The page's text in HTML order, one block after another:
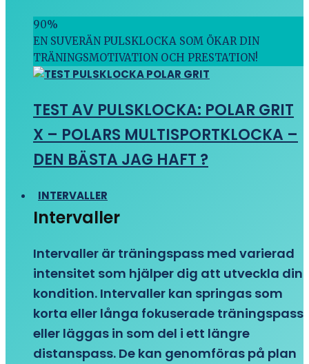
90%
EN SUVERÄN PULSKLOCKA SOM ÖKAR DIN
TRÄNINGSMOTIVATION OCH PRESTATION!
TEST AV PULSKLOCKA: POLAR GRIT
X – POLARS MULTISPORTKLOCKA –
DEN BÄSTA JAG HAFT ?
INTERVALLER
Intervaller
Intervaller är träningspass med varierad
intensitet som hjälper dig att utveckla din
kondition. Intervaller kan springas som
korta eller långa fokuserade träningspass
eller läggas in som del i ett längre
distanspass. De kan genomföras på plan